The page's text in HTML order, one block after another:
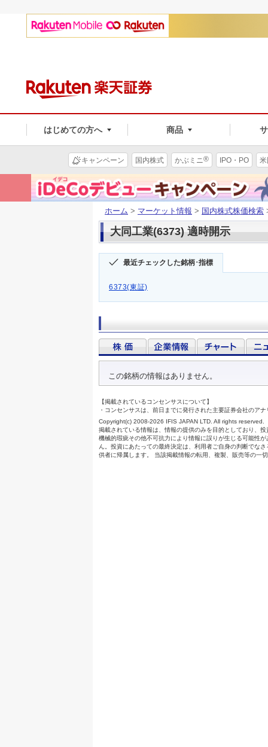
はじめての方へ 商品
キャンペーン 国内株式 かぶミニ® IPO・PO
ホーム > マーケット情報 > 国内株式株価検索
大同工業(6373) 適時開示
最近チェックした銘柄･指標
6373(東証)